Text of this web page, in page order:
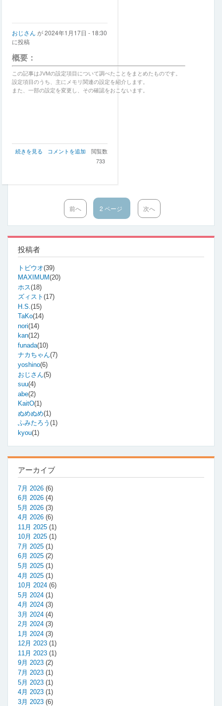
おじさん が2024年1月17日 - 18:30
に投稿
概要：
この記事はJVMの設定項目について調べたことをまとめたものです。
設定項目のうち、主にメモリ関連の設定を紹介します。
また、一部の設定を変更し、その確認をおこないます。
JVM
続きを見る コメントを追加
閲覧数
733
前
ペ
ー
前へ 2 ページ
次
ペ
ー
次へ
投稿者
トビウオ(39)
MAXIMUM(20)
ホス(18)
ズィスト (17)
H.S. (15)
TaKo(14)
nori(14)
kan(12)
funada(10)
ナカちゃん(7)
yoshino(6)
おじさん(5)
suu(4)
abe(2)
KaitO(1)
ぬめぬめ(1)
ふみたろう (1)
kyou(1)
アーカイブ
7月 2026 (6)
6月 2026 (4)
5月 2026 (3)
4月 2026 (6)
11月 2025 (1)
10月 2025 (1)
7月 2025 (1)
6月 2025 (2)
5月 2025 (1)
4月 2025 (1)
10月 2024 (6)
5月 2024 (1)
4月 2024 (3)
3月 2024 (4)
2月 2024 (3)
1月 2024 (3)
12月 2023 (1)
11月 2023 (1)
9月 2023 (2)
7月 2023 (1)
5月 2023 (1)
4月 2023 (1)
3月 2023 (6)